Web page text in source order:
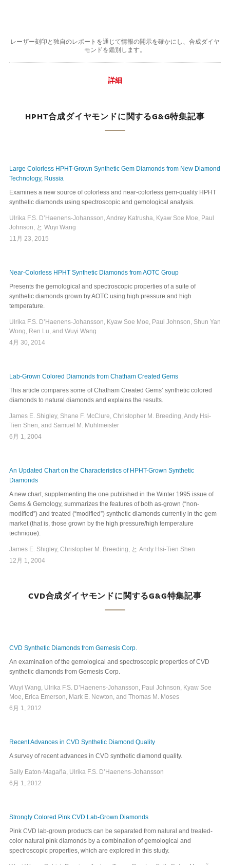
レーザー刻印と独自のレポートを通じて情報の開示を確かにし、合成ダイヤ
モンドを鑑別します。
詳細
HPHT合成ダイヤモンドに関するG&G特集記事
Large Colorless HPHT-Grown Synthetic Gem Diamonds from New Diamond
Technology, Russia
Examines a new source of colorless and near-colorless gem-quality HPHT
synthetic diamonds using spectroscopic and gemological analysis.
Ulrika F.S. D’Haenens-Johansson, Andrey Katrusha, Kyaw Soe Moe, Paul
Johnson, と Wuyi Wang
11月 23, 2015
Near-Colorless HPHT Synthetic Diamonds from AOTC Group
Presents the gemological and spectroscopic properties of a suite of
synthetic diamonds grown by AOTC using high pressure and high
temperature.
Ulrika F.S. D’Haenens-Johansson, Kyaw Soe Moe, Paul Johnson, Shun Yan
Wong, Ren Lu, and Wuyi Wang
4月 30, 2014
Lab-Grown Colored Diamonds from Chatham Created Gems
This article compares some of Chatham Created Gems’ synthetic colored
diamonds to natural diamonds and explains the results.
James E. Shigley, Shane F. McClure, Christopher M. Breeding, Andy Hsi-
Tien Shen, and Samuel M. Muhlmeister
6月 1, 2004
An Updated Chart on the Characteristics of HPHT-Grown Synthetic
Diamonds
A new chart, supplementing the one published in the Winter 1995 issue of
Gems & Gemology, summarizes the features of both as-grown (“non-
modified”) and treated (“modified”) synthetic diamonds currently in the gem
market (that is, those grown by the high pressure/high temperature
technique).
James E. Shigley, Christopher M. Breeding, と Andy Hsi-Tien Shen
12月 1, 2004
CVD合成ダイヤモンドに関するG&G特集記事
CVD Synthetic Diamonds from Gemesis Corp.
An examination of the gemological and spectroscopic properties of CVD
synthetic diamonds from Gemesis Corp.
Wuyi Wang, Ulrika F.S. D’Haenens-Johansson, Paul Johnson, Kyaw Soe
Moe, Erica Emerson, Mark E. Newton, and Thomas M. Moses
6月 1, 2012
Recent Advances in CVD Synthetic Diamond Quality
A survey of recent advances in CVD synthetic diamond quality.
Sally Eaton-Magaña, Ulrika F.S. D’Haenens-Johansson
6月 1, 2012
Strongly Colored Pink CVD Lab-Grown Diamonds
Pink CVD lab-grown products can be separated from natural and treated-
color natural pink diamonds by a combination of gemological and
spectroscopic properties, which are explored in this study.